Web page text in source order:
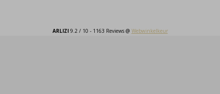
ARLIZI9.2 / 10 - 1163 Reviews @ Webwinkelkeur